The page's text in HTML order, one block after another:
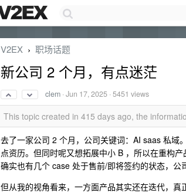
V2EX › 职场话题
新公司 2 个月，有点迷茫
clem ·Jun 17, 2025 · 5451 views
This topic created in 415 days ago, the
去了一家公司 2 个月，公司关键词：AI saas 私域
点资历。但同时呢又想拓展中小 B ，所以在重构
确实也有几个 case 处于售前/即将签约的状态，公
但从我的视角看来，一方面产品其实还在迭代，